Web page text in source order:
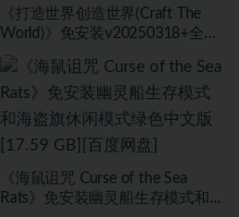
《打造世界创造世界(Craft The
World)》免安装v20250318+全
盘]
《海鼠诅咒 Curse of the Sea
Rats》免安装幽灵船生存模式和